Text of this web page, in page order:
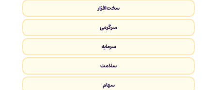
سخت‌افزار
سرگرمی
سرمایه
سلامت
سهام